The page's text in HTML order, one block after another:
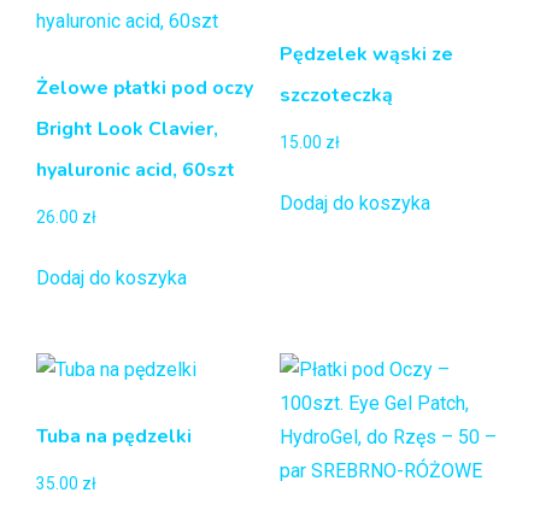
Żelowe płatki pod oczy
Bright Look Clavier,
hyaluronic acid, 60szt
26.00 zł
Dodaj do koszyka
Pędzelek wąski ze
szczoteczką
15.00 zł
Dodaj do koszyka
Tuba na pędzelki
35.00 zł